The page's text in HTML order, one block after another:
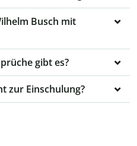
Busch mit
gibt es?
zur Einschulung?